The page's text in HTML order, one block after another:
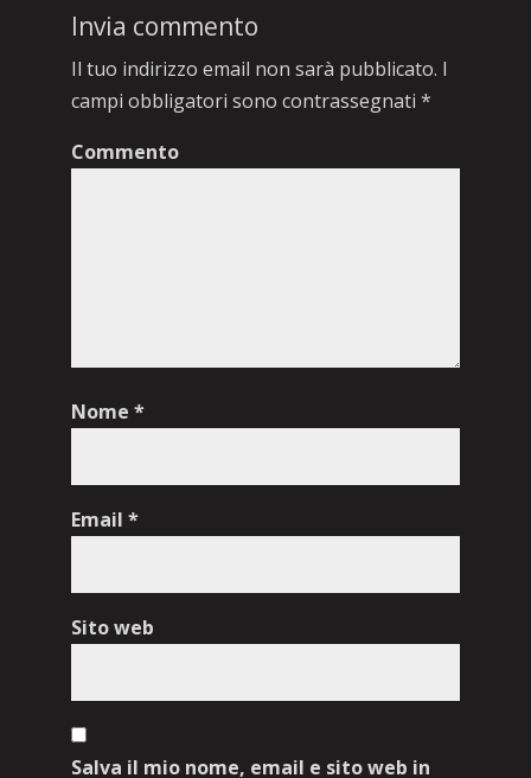
Invia commento
Il tuo indirizzo email non sarà pubblicato. I
campi obbligatori sono contrassegnati *
Commento
Nome *
Email *
Sito web
Salva il mio nome, email e sito web in